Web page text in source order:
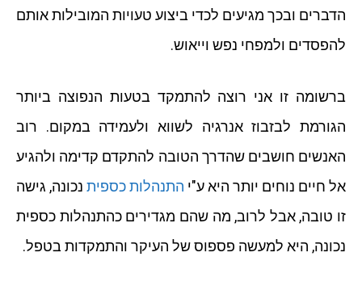
הדברים ובכך מגיעים לכדי ביצוע טעויות המובילות אותם
להפסדים ולמפחי נפש וייאוש.
ברשומה זו אני רוצה להתמקד בטעות הנפוצה ביותר
הגורמת לבזבוז אנרגיה לשווא ולעמידה במקום. רוב
האנשים חושבים שהדרך הטובה להתקדם קדימה ולהגיע
אל חיים נוחים יותר היא ע"י התנהלות כספית נכונה, גישה
זו טובה, אבל לרוב, מה שהם מגדירים כהתנהלות כספית
נכונה, היא למעשה פספוס של העיקר והתמקדות בטפל.